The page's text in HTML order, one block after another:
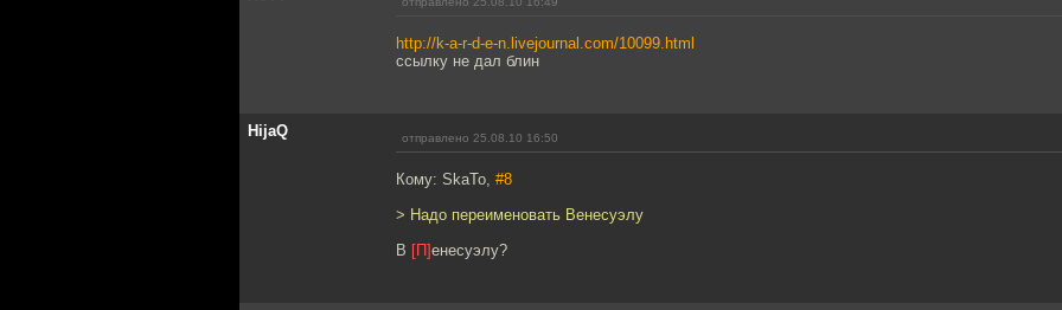
http://k-a-r-d-e-n.livejournal.com/10099.html
ссылку не дал блин
HijaQ отправлено 25.08.10 16:50
Кому: SkaTo, #8
> Надо переименовать Венесуэлу
В [П]енесуэлу?